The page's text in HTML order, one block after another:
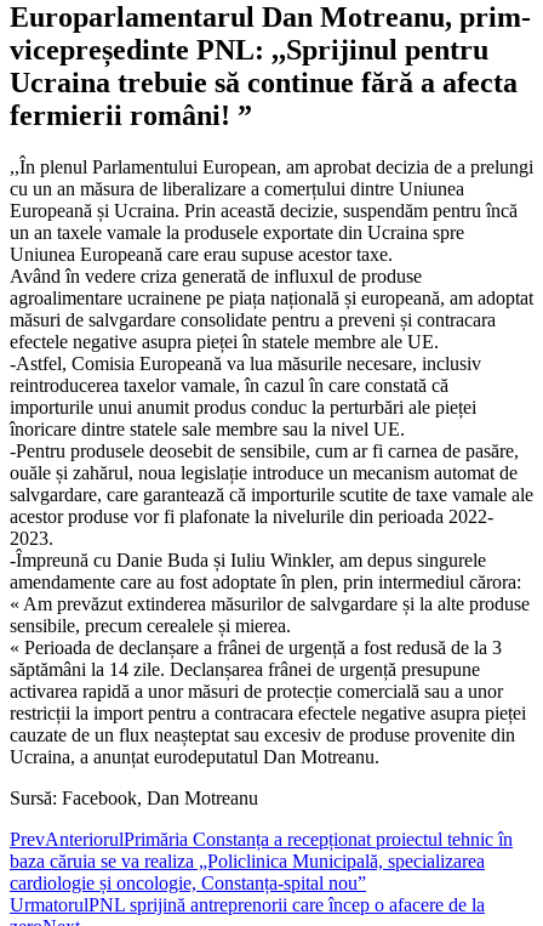
Europarlamentarul Dan Motreanu, prim-
vicepreședinte PNL: ,,Sprijinul pentru
Ucraina trebuie să continue fără a afecta
fermierii români! ”
,,În plenul Parlamentului European, am aprobat decizia de a prelungi
cu un an măsura de liberalizare a comerțului dintre Uniunea
Europeană și Ucraina. Prin această decizie, suspendăm pentru încă
un an taxele vamale la produsele exportate din Ucraina spre
Uniunea Europeană care erau supuse acestor taxe.
Având în vedere criza generată de influxul de produse
agroalimentare ucrainene pe piața națională și europeană, am adoptat
măsuri de salvgardare consolidate pentru a preveni și contracara
efectele negative asupra pieței în statele membre ale UE.
-Astfel, Comisia Europeană va lua măsurile necesare, inclusiv
reintroducerea taxelor vamale, în cazul în care constată că
importurile unui anumit produs conduc la perturbări ale pieței
înoricare dintre statele sale membre sau la nivel UE.
-Pentru produsele deosebit de sensibile, cum ar fi carnea de pasăre,
ouăle și zahărul, noua legislație introduce un mecanism automat de
salvgardare, care garantează că importurile scutite de taxe vamale ale
acestor produse vor fi plafonate la nivelurile din perioada 2022-
2023.
-Împreună cu Danie Buda și Iuliu Winkler, am depus singurele
amendamente care au fost adoptate în plen, prin intermediul cărora:
« Am prevăzut extinderea măsurilor de salvgardare și la alte produse
sensibile, precum cerealele și mierea.
« Perioada de declanșare a frânei de urgență a fost redusă de la 3
săptămâni la 14 zile. Declanșarea frânei de urgență presupune
activarea rapidă a unor măsuri de protecție comercială sau a unor
restricții la import pentru a contracara efectele negative asupra pieței
cauzate de un flux neașteptat sau excesiv de produse provenite din
Ucraina, a anunțat eurodeputatul Dan Motreanu.
Sursă: Facebook, Dan Motreanu
PrevAnteriorulPrimăria Constanța a recepționat proiectul tehnic în
baza căruia se va realiza „Policlinica Municipală, specializarea
cardiologie și oncologie, Constanța-spital nou”
UrmatorulPNL sprijină antreprenorii care încep o afacere de la